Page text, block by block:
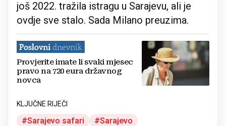
još 2022. tražila istragu u Sarajevu, ali je
ovdje sve stalo. Sada Milano preuzima.
Provjerite imate li svaki mjesec
pravo na 720 eura državnog
novca
KLJUČNE RIJEČI
Sarajevo safari Sarajevo